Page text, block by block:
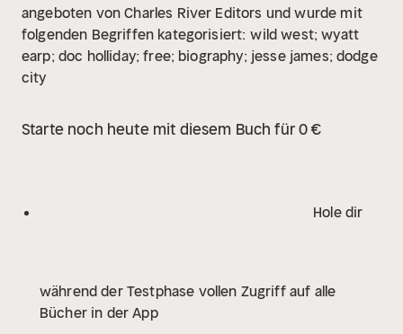
angeboten von Charles River Editors und wurde mit
folgenden Begriffen kategorisiert: wild west; wyatt
earp; doc holliday; free; biography; jesse james; dodge
city
Starte noch heute mit diesem Buch für 0 €
Hole dir
während der Testphase vollen Zugriff auf alle
Bücher in der App